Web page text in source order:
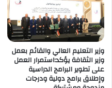
وزير التعليم العالي والقائم بعمل
وزير الثقافة يؤكد:استمرار العمل
على تطوير البرامج الدراسية
وإطلاق برامج دولية ودرجات